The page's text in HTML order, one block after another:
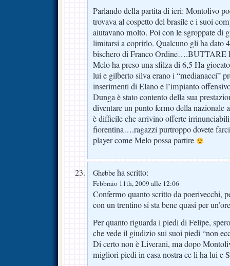
Parlando della partita di ieri: Montolivo
trovava al cospetto del brasile e i suoi
aiutavano molto. Poi con le sgroppate di
limitarsi a coprirlo. Qualcuno gli ha dato
bischero di Franco
Melo ha preso una sfilza di 6,5 Ha
lui e gilberto silva erano i “medianacci”
inserimenti di Elano e l’impianto
Dunga è stato contento della sua
diventare un punto fermo della nazionale
è difficile che arrivino offerte
fiorentina….ragazzi purtroppo dovete
player come Melo possa partire
Ghebbe ha scritto:
Febbraio 11th, 2009 alle 12:06
Confermo quanto scritto da poerivecchi,
con un trentino si sta bene quasi per
Per quanto riguarda i piedi di Felipe,
che vede il giudizio sui suoi piedi “non
Di certo non è Liverani, ma dopo
migliori piedi in casa nostra ce li ha lui e